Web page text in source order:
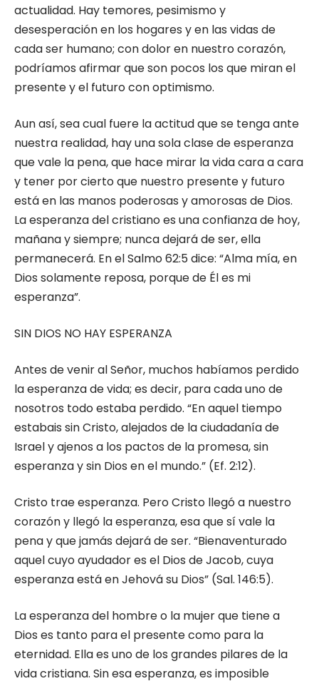
actualidad. Hay temores, pesimismo y
desesperación en los hogares y en las vidas de
cada ser humano; con dolor en nuestro corazón,
podríamos afirmar que son pocos los que miran el
presente y el futuro con optimismo.
Aun así, sea cual fuere la actitud que se tenga ante
nuestra realidad, hay una sola clase de esperanza
que vale la pena, que hace mirar la vida cara a cara
y tener por cierto que nuestro presente y futuro
está en las manos poderosas y amorosas de Dios.
La esperanza del cristiano es una confianza de hoy,
mañana y siempre; nunca dejará de ser, ella
permanecerá. En el Salmo 62:5 dice: “Alma mía, en
Dios solamente reposa, porque de Él es mi
esperanza”.
SIN DIOS NO HAY ESPERANZA
Antes de venir al Señor, muchos habíamos perdido
la esperanza de vida; es decir, para cada uno de
nosotros todo estaba perdido. “En aquel tiempo
estabais sin Cristo, alejados de la ciudadanía de
Israel y ajenos a los pactos de la promesa, sin
esperanza y sin Dios en el mundo.” (Ef. 2:12).
Cristo trae esperanza. Pero Cristo llegó a nuestro
corazón y llegó la esperanza, esa que sí vale la
pena y que jamás dejará de ser. “Bienaventurado
aquel cuyo ayudador es el Dios de Jacob, cuya
esperanza está en Jehová su Dios” (Sal. 146:5).
La esperanza del hombre o la mujer que tiene a
Dios es tanto para el presente como para la
eternidad. Ella es uno de los grandes pilares de la
vida cristiana. Sin esa esperanza, es imposible